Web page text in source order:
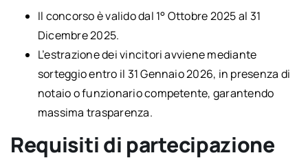
Il concorso è valido dal 1° Ottobre 2025 al 31
Dicembre 2025.
L’estrazione dei vincitori avviene mediante
sorteggio entro il 31 Gennaio 2026, in presenza di
notaio o funzionario competente, garantendo
massima trasparenza.
Requisiti di partecipazione